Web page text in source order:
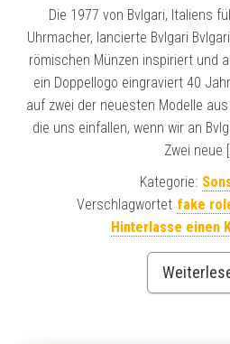
Die 1977 von Bvlgari, Italiens
Uhrmacher, lancierte Bvlgari
römischen Münzen inspiriert und
ein Doppellogo eingraviert 40
auf zwei der neuesten Modelle
die uns einfallen, wenn wir an
Zwei neue
Kategorie:
Verschlagwortet fake
Hinterlasse einen